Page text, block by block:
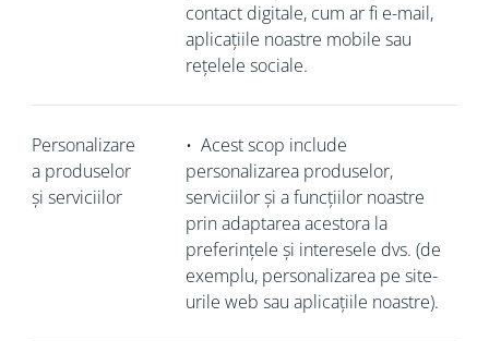
contact digitale, cum ar fi e-mail,
aplicațiile noastre mobile sau
rețelele sociale.
Personalizare
a produselor
și serviciilor
• Acest scop include
personalizarea produselor,
serviciilor și a funcțiilor noastre
prin adaptarea acestora la
preferințele și interesele dvs. (de
exemplu, personalizarea pe site-
urile web sau aplicațiile noastre).